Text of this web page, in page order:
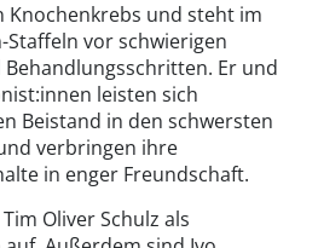
Knochenkrebs und steht im
Staffeln vor schwierigen
Er und
leisten sich
Beistand in den schwersten
verbringen ihre
in enger Freundschaft.
Oliver Schulz als